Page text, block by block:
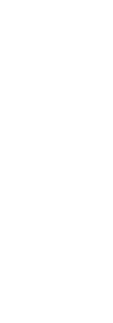
A este
ha señalado
económicas
Universidad
antes
situación
precisado que
la UMA, “un
No ha eludido
andaluz en dar
instituciones
se nos exige a